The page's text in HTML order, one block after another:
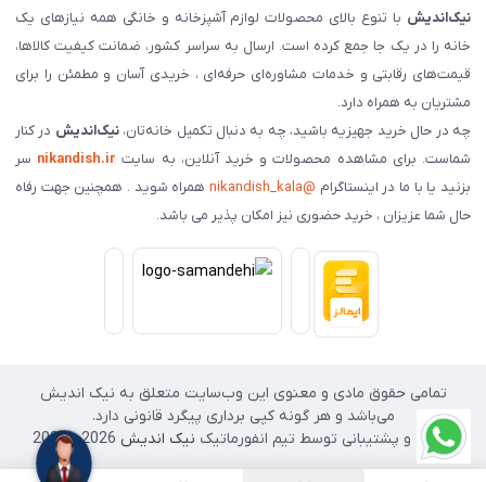
نیک‌اندیش با تنوع بالای محصولات لوازم آشپزخانه و خانگی همه نیازهای یک
خانه را در یک جا جمع کرده است. ارسال به سراسر کشور، ضمانت کیفیت کالاها،
قیمت‌های رقابتی و خدمات مشاوره‌ای حرفه‌ای ، خریدی آسان و مطمئن را برای
مشتریان به همراه دارد.
چه در حال خرید جهیزیه باشید، چه به دنبال تکمیل خانه‌تان،نیک‌اندیش در کنار
شماست. برای مشاهده محصولات و خرید آنلاین، به سایت nikandish.ir سر
بزنید یا با ما در اینستاگرام @nikandish_kala
همراه شوید . همچنین جهت رفاه
حال شما عزیزان ، خرید حضوری نیز امکان پذیر می باشد.
تمامی حقوق مادی و معنوی این وب‌سایت متعلق به نیک اندیش
می‌باشد و هر گونه کپی برداری پیگرد قانونی دارد.
طراحی و پشتیبانی توسط تیم انفورماتیک نیک اندیش 2026 - 2025